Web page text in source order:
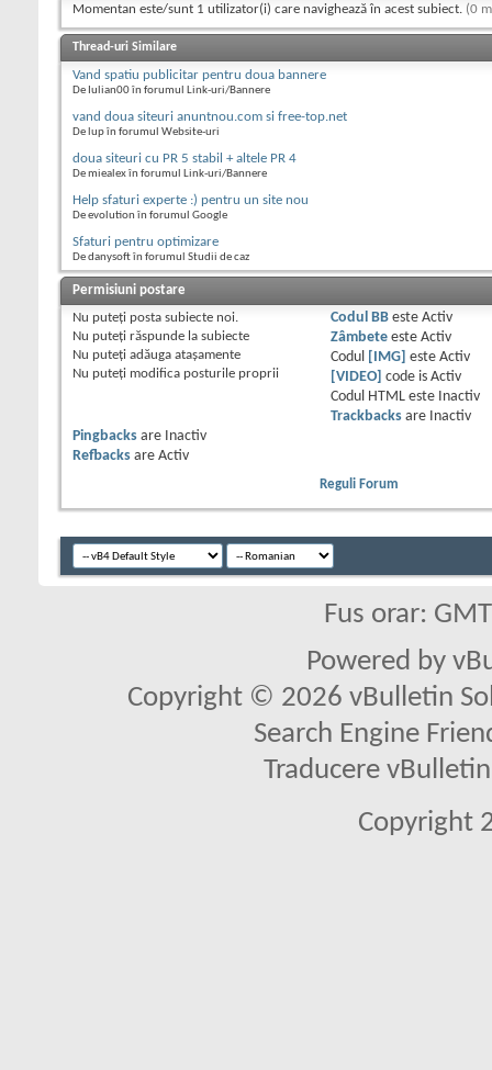
Momentan este/sunt 1 utilizator(i) care navighează în acest subiect. (0
Thread-uri Similare
Vand spatiu publicitar pentru doua bannere
De Iulian00 în forumul Link-uri/Bannere
vand doua siteuri anuntnou.com si free-top.net
De lup în forumul Website-uri
doua siteuri cu PR 5 stabil + altele PR 4
De miealex în forumul Link-uri/Bannere
Help sfaturi experte :) pentru un site nou
De evolution în forumul Google
Sfaturi pentru optimizare
De danysoft în forumul Studii de caz
Permisiuni postare
Nu puteţi posta subiecte noi.
Nu puteţi răspunde la subiecte
Nu puteţi adăuga ataşamente
Nu puteţi modifica posturile proprii
Codul BBeste Activ
Zâmbeteeste Activ
Codul
[IMG] este Activ
[VIDEO]
code is Activ
Codul HTML este
Inactiv
Trackbacksare
Inactiv
Pingbacks are
Inactiv
Refbacks are Activ
Reguli Forum
Fus orar:
Powered by
Copyright © 2026 vBulletin
Search Engine
Traducere
Copyright